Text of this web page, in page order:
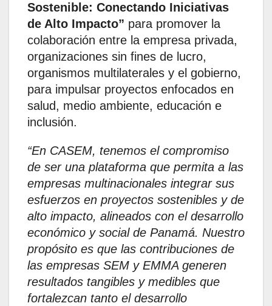
Sostenible: Conectando Iniciativas
de Alto Impacto” para promover la
colaboración entre la empresa privada,
organizaciones sin fines de lucro,
organismos multilaterales y el gobierno,
para impulsar proyectos enfocados en
salud, medio ambiente, educación e
inclusión.
“En CASEM, tenemos el compromiso
de ser una plataforma que permita a las
empresas multinacionales integrar sus
esfuerzos en proyectos sostenibles y de
alto impacto, alineados con el desarrollo
económico y social de Panamá. Nuestro
propósito es que las contribuciones de
las empresas SEM y EMMA generen
resultados tangibles y medibles que
fortalezcan tanto el desarrollo